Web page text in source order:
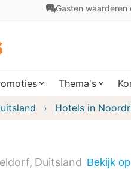
Gasten waarderen
Thema's
Hotels in
Duitsland Bekijk